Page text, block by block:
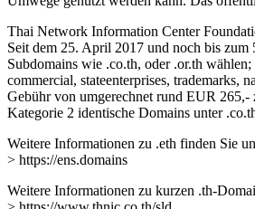
Thai Network Information Center
Seit dem 25. April 2017 und noch bis
Subdomains wie .co.th, oder .or.th
commercial, stateenterprises, trademarks,
Gebühr von umgerechnet rund EUR
Kategorie 2 identische Domains unter
Weitere Informationen zu .eth finden Sie
> https://ens.domains
Weitere Informationen zu kurzen .th-